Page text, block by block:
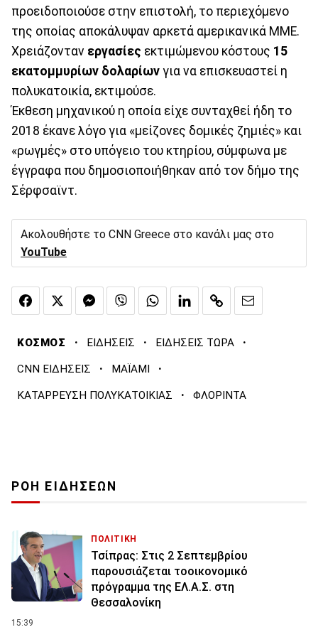
προειδοποιούσε στην επιστολή, το περιεχόμενο
της οποίας αποκάλυψαν αρκετά αμερικανικά ΜΜΕ.
Χρειάζονταν εργασίες εκτιμώμενου κόστους 15
εκατομμυρίων δολαρίων για να επισκευαστεί η
πολυκατοικία, εκτιμούσε.
Έκθεση μηχανικού η οποία είχε συνταχθεί ήδη το
2018 έκανε λόγο για «μείζονες δομικές ζημιές» και
«ρωγμές» στο υπόγειο του κτηρίου, σύμφωνα με
έγγραφα που δημοσιοποιήθηκαν από τον δήμο της
Σέρφσαϊντ.
Ακολουθήστε το CNN Greece στο κανάλι μας στο
YouTube
ΚΟΣΜΟΣ · ΕΙΔΗΣΕΙΣ · ΕΙΔΗΣΕΙΣ ΤΩΡΑ ·
CNN ΕΙΔΗΣΕΙΣ · ΜΑΪΑΜΙ ·
ΚΑΤΑΡΡΕΥΣΗ ΠΟΛΥΚΑΤΟΙΚΙΑΣ · ΦΛΟΡΙΝΤΑ
ΡΟΗ ΕΙΔΗΣΕΩΝ
ΠΟΛΙΤΙΚΗ
Τσίπρας: Στις 2 Σεπτεμβρίου
παρουσιάζεται τοοικονομικό
πρόγραμμα της ΕΛ.Α.Σ. στη
Θεσσαλονίκη
15:39